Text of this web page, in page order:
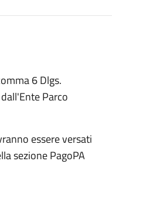
6 Dlgs.
Parco
essere versati
sezione PagoPA